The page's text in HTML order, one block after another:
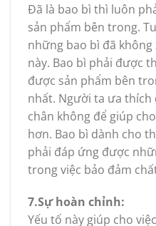
Đã là bao bì thì luôn
sản phẩm bên trong.
những bao bì đã
này. Bao bì phải được
được sản phẩm bên
nhất. Người ta ưa
chân không để giúp
hơn. Bao bì dành cho
phải đáp ứng được
trong việc bảo đảm
7.Sự hoàn chỉnh:
Yếu tố này giúp cho